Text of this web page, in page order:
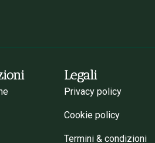
Legali
Privacy policy
Cookie policy
Termini & condizioni